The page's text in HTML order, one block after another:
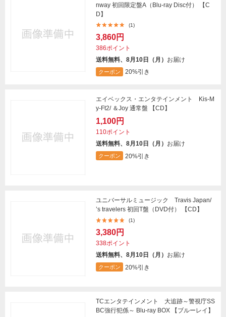
nway 初回限定盤A（Blu-ray Disc付） 【C
D】
(1)
3,860円
386ポイント
送料無料、8月10日（月） お届け
クーポン 20%引き
エイベックス・エンタテインメント Kis-M
y-Ft2/ ＆Joy 通常盤 【CD】
1,100円
110ポイント
送料無料、8月10日（月） お届け
クーポン 20%引き
ユニバーサルミュージック Travis Japan/
’s travelers 初回T盤（DVD付） 【CD】
(1)
3,380円
338ポイント
送料無料、8月10日（月） お届け
クーポン 20%引き
TCエンタテインメント 大追跡～警視庁SS
BC強行犯係～ Blu-ray BOX 【ブルーレイ】